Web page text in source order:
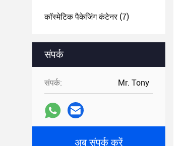
कॉस्मेटिक पैकेजिंग कंटेनर(7)
संपर्क
संपर्क: Mr. Tony
अब संपर्क करें